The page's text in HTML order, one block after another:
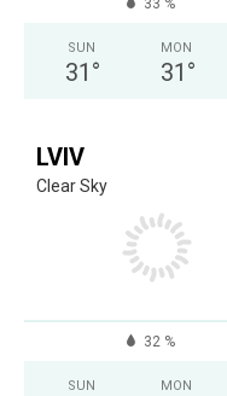
33 %
SUN
31 °
MON
31 °
LVIV
Clear Sky
32 %
SUN MON